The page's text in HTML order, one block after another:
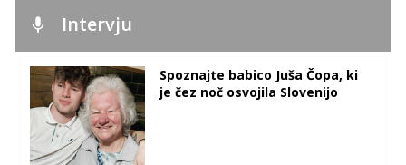
Intervju
Spoznajte babico Juša Čopa, ki
je čez noč osvojila Slovenijo